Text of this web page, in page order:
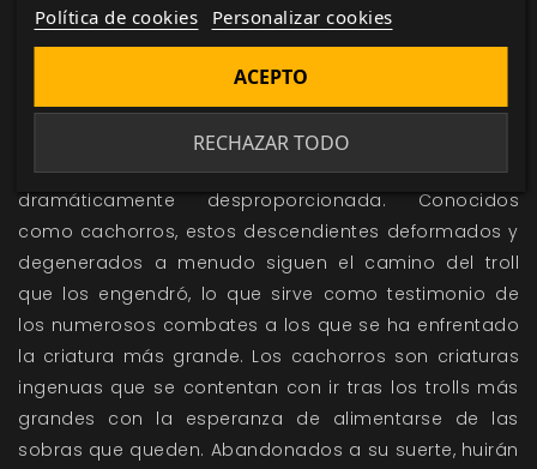
Los cuerpos de los trolls pueden sanar heridas
horrendas, hasta el punto de que no hay que
desechar las extremidades amputadas. De una mano
o un pie cortados a un troll volverá a crecer todo el
cuerpo (cabeza, torso y extremidades), que luego se
verá obligado a arrastrar una parte del cuerpo
dramáticamente desproporcionada. Conocidos
como cachorros, estos descendientes deformados y
degenerados a menudo siguen el camino del troll
que los engendró, lo que sirve como testimonio de
los numerosos combates a los que se ha enfrentado
la criatura más grande. Los cachorros son criaturas
ingenuas que se contentan con ir tras los trolls más
grandes con la esperanza de alimentarse de las
sobras que queden. Abandonados a su suerte, huirán
Política de cookies Personalizar cookies
RECHAZAR TODO
ACEPTO